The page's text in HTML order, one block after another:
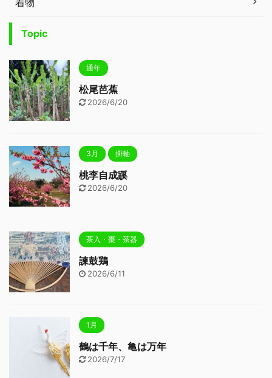
Topic
通年
松尾芭蕉
2026/6/20
3月 掛軸
桃李自成蹊
2026/6/20
茶入・棗・茶器
諫鼓鶏
2026/6/11
1月
鶴は千年、亀は万年
2026/7/17